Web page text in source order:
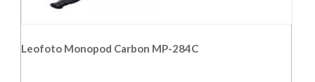
Leofoto Monopod Carbon MP-284C